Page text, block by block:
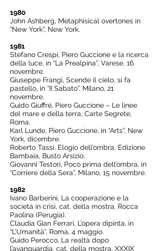
1980
John Ashberg, Metaphisical overtones in
“New York”, New York.
1981
Stefano Crespi, Piero Guccione e la ricerca
della luce, in “La Prealpina”, Varese, 16
novembre.
Giuseppe Frangi, Scende il cielo, si fa
pastello, in “II Sabato”, Milano, 21
novembre.
Guido Giuffré, Piero Guccione – Le linee
del mare e della terra, Carte Segrete,
Roma.
Karl Lunde, Piero Guccione, in “Arts”, New
York, dicembre.
Roberto Tassi, Elogio dell’ombra, Edizione
Bambaia, Busto Arsizio.
Giovanni Testori, Poco prima dell’ombra, in
“Corriere della Sera”, Milano, 15 novembre.
1982
Ivano Barberini, La cooperazione e la
società in crisi, cat. della mostra, Rocca
Paolina (Perugia).
Claudia Gian Ferrari, L’opera dipinta, in
“L’Umanità”, Roma, 4 maggio.
Guido Perocco, La realtà dopo
l’avanguardia, cat. della mostra, XXXIX